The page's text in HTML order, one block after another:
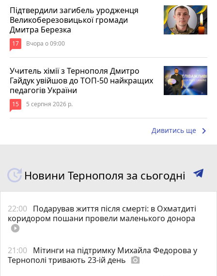
Підтвердили загибель уродженця
Великоберезовицької громади
Дмитра Березка
17 Вчора о 09:00
Учитель хімії з Тернополя Дмитро
Гайдук увійшов до ТОП-50 найкращих
педагогів України
15 5 серпня 2026 р.
Дивитись ще keyboard_arrow_right
Новини Тернополя за сьогодні
22:00 Подарував життя після смерті: в Охматдиті
коридором пошани провели маленького донора
play_circle_filled
21:00 Мітинги на підтримку Михайла Федорова у
Тернополі тривають 23-ій день photo_camera